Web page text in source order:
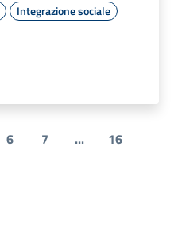
Integrazione sociale
6 7 ... 16